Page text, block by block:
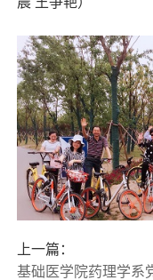
上一篇：
基础医学院药理学系